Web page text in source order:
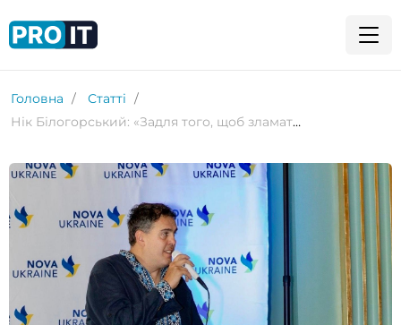
Головна
Статті
Нік Білогорський: «Задля того, щоб зламати систему і вкрасти дані у кібервійні, держави ладні платити за zero-day exploit мільйони доларів»